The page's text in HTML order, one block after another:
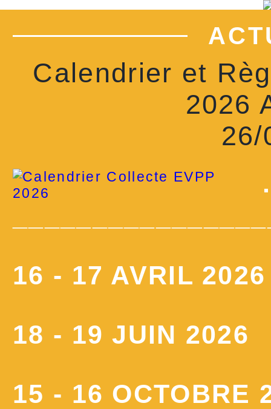
Calendrier et
2026
26/
.
16 - 17 AVRIL 2026
18 - 19 JUIN 2026
15 - 16 OCTOBRE